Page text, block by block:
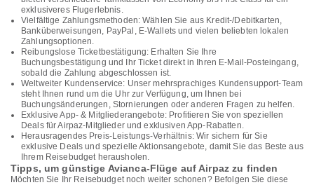
exklusiveres Flugerlebnis.
Vielfältige Zahlungsmethoden: Wählen Sie aus Kredit-/Debitkarten,
Banküberweisungen, PayPal, E-Wallets und vielen beliebten lokalen
Zahlungsoptionen.
Reibungslose Ticketbestätigung: Erhalten Sie Ihre
Buchungsbestätigung und Ihr Ticket direkt in Ihren E-Mail-Posteingang,
sobald die Zahlung abgeschlossen ist.
Weltweiter Kundenservice: Unser mehrsprachiges Kundensupport-Team
steht Ihnen rund um die Uhr zur Verfügung, um Ihnen bei
Buchungsänderungen, Stornierungen oder anderen Fragen zu helfen.
Exklusive App- & Mitgliederangebote: Profitieren Sie von speziellen
Deals für Airpaz-Mitglieder und exklusiven App-Rabatten.
Herausragendes Preis-Leistungs-Verhältnis: Wir sichern für Sie
exklusive Deals und spezielle Aktionsangebote, damit Sie das Beste aus
Ihrem Reisebudget herausholen.
Tipps, um günstige Avianca-Flüge auf Airpaz zu finden
Möchten Sie Ihr Reisebudget noch weiter schonen? Befolgen Sie diese